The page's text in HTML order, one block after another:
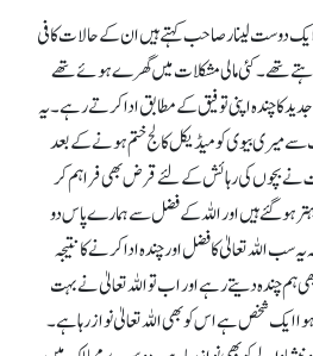
دوست لینار صاحب کہتے ہیں ان کے حالات کافی
تھے۔ کئی مالی مشکلات میں گھرے ہوئے تھے
کا چندہ اپنی توفیق کے مطابق ادا کرتے رہے۔ یہ
میری بیوی کو میڈیکل کالج ختم ہونے کے بعد
نے بچوں کی رہائش کے لئے قرض بھی فراہم کر
ہو گئے ہیں اور اللہ کے فضل سے ہمارے پاس دو
سب اللہ تعالیٰ کا فضل اور چندہ ادا کرنے کا نتیجہ
چندہ دیتے رہے اور اب تو اللہ تعالیٰ نے بہت
ایک شخص ہے اس کو بھی اللہ تعالیٰ نواز رہا ہے۔